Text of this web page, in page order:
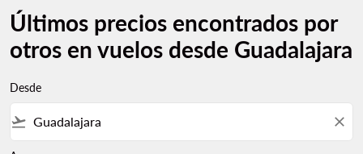
Últimos precios encontrados por
otros en vuelos desde Guadalajara
Desde
flight_takeoff close